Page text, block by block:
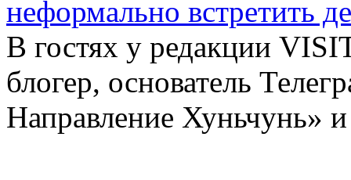
неформально встретить
В гостях у редакции
блогер, основатель
Направление Хуньчунь»